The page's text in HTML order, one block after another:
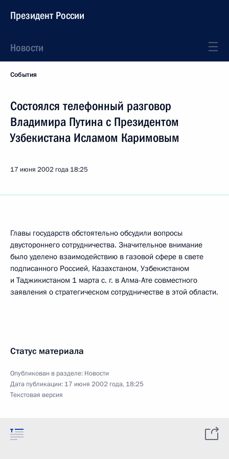
Президент России
Новости
События
Состоялся телефонный разговор
Владимира Путина с Президентом
Узбекистана Исламом Каримовым
17 июня 2002 года 18:25
Главы государств обстоятельно обсудили вопросы
двустороннего сотрудничества. Значительное внимание
было уделено взаимодействию в газовой сфере в свете
подписанного Россией, Казахстаном, Узбекистаном
и Таджикистаном 1 марта с. г. в Алма-Ате совместного
заявления о стратегическом сотрудничестве в этой области.
Статус материала
Опубликован в разделе: Новости
Дата публикации: 17 июня 2002 года, 18:25
Текстовая версия